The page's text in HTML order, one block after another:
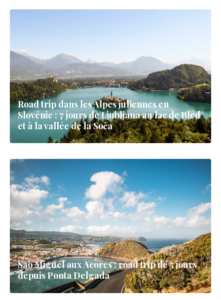
Road trip dans les Alpes juliennes en
Slovénie : 7 jours de Ljubljana au lac de Bled
et à la vallée de la Soča
Sao Miguel aux Acores : road trip de 5 jours
depuis Ponta Delgada